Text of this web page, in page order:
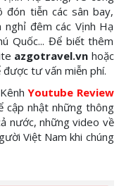
tiễn các sân bay,
đêm các Vịnh Hạ
Quốc... Để biết thêm
azgotravel.vn hoặc
được tư vấn miễn phí.
Youtube Review
cập nhật những thông
nước, những video về
Việt Nam khi chúng